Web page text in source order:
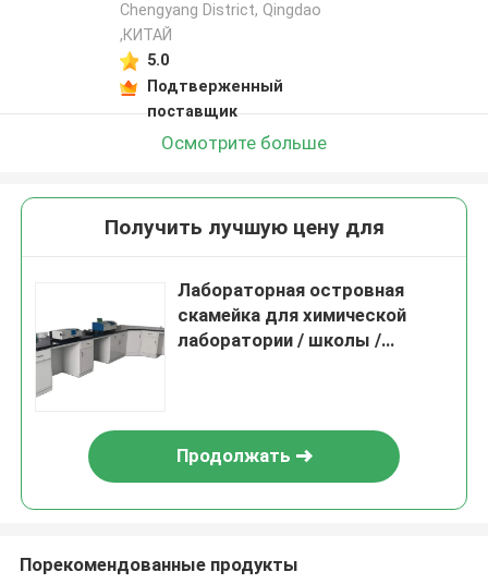
Chengyang District, Qingdao
,КИТАЙ
5.0
Подтверженный
поставщик
Осмотрите больше
Получить лучшую цену для
Лабораторная островная
скамейка для химической
лаборатории / школы /
Продолжать
Порекомендованные продукты